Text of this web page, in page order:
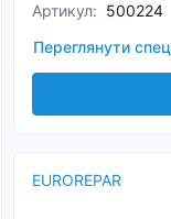
Артикул: 500224
Переглянути
EUROREPAR